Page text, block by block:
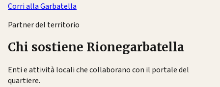
Corri alla Garbatella
Partner del territorio
Chi sostiene Rionegarbatella
Enti e attività locali che collaborano con il portale del
quartiere.